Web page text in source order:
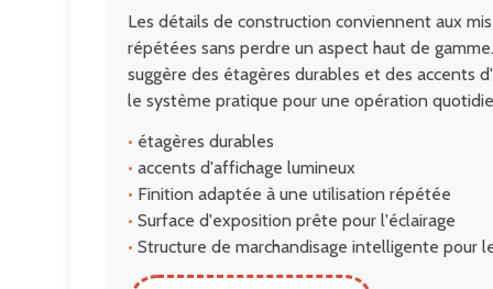
Les détails de construction conviennent aux
répétées sans perdre un aspect haut de
suggère des étagères durables et des accents
le système pratique pour une opération
• étagères durables
• accents d'affichage lumineux
• Finition adaptée à une utilisation répétée
• Surface d'exposition prête pour l'éclairage
• Structure de marchandisage intelligente pour